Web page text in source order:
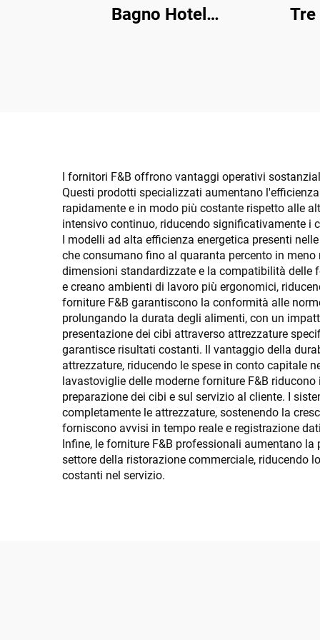
Bagno Hotel
I fornitori F&B offrono vantaggi operativi
Questi prodotti specializzati aumentano
rapidamente e in modo più costante rispetto alle
intensivo continuo, riducendo significativamente i
I modelli ad alta efficienza energetica presenti
che consumano fino al quaranta percento in
dimensioni standardizzate e la compatibilità delle
e creano ambienti di lavoro più ergonomici,
forniture F&B garantiscono la conformità alle
prolungando la durata degli alimenti, con un
presentazione dei cibi attraverso attrezzature
garantisce risultati costanti. Il vantaggio della
attrezzature, riducendo le spese in conto capitale
lavastoviglie delle moderne forniture F&B
preparazione dei cibi e sul servizio al cliente. I
completamente le attrezzature, sostenendo la
forniscono avvisi in tempo reale e registrazione
Infine, le forniture F&B professionali aumentano
settore della ristorazione commerciale,
costanti nel servizio.